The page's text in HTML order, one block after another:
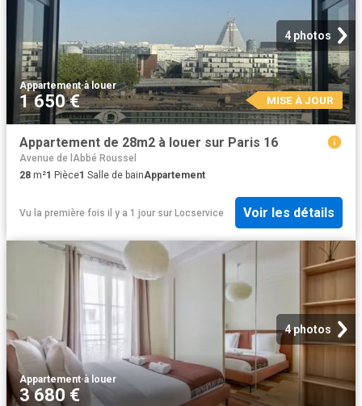
4 photos
Appartement·à louer
1 650 € MISE À JOUR
Appartement de 28m2 à louer sur Paris 16
Avenue de lAbbé Roussel
28 m²1 Pièce1 Salle de bainAppartement
Vu la première fois il y a 1 jour sur Locservice Voir les détails
4 photos
Appartement·à louer
3 680 €